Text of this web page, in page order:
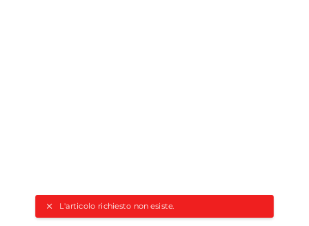
L'articolo richiesto non esiste.